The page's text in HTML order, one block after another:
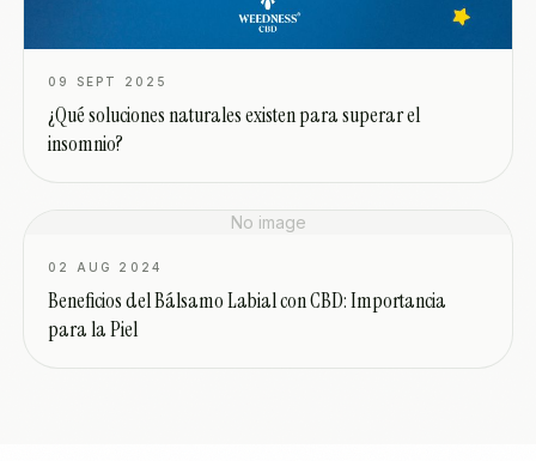
09 SEPT 2025
¿Qué soluciones naturales existen para superar el
insomnio?
No image
02 AUG 2024
Beneficios del Bálsamo Labial con CBD: Importancia
para la Piel